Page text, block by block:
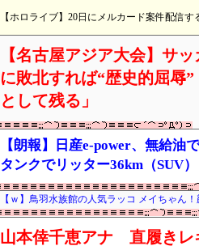
【ホロライブ】20日にメルカード案件配信す
【名古屋アジア大会】サ
に敗北すれば“歴史的屈
として残る」
【朗報】日産e-power、無給
タンクでリッター36km（SUV）
【ｗ】鳥羽水族館の人気ラッコ メイちゃん
山本倖千恵アナ 直履きレ